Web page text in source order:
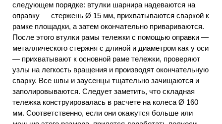
следующем порядке: втулки шарнира надеваются на
оправку — стержень Ø 15 мм, прихватываются сваркой к
рамке площадки, а затем окончательно привариваются.
После этого втулки рамы тележки с помощью оправки —
металлического стержня с длиной и диаметром как у оси
— прихватывают к основной раме тележки, проверяют
узлы на легкость вращения и производят окончательную
сварку. Все швы и заусенцы тщательно зачищаются и
заполировываются. Следует заметить, что складная
тележка конструировалась в расчете на колеса Ø 160
мм. Соответственно, если они окажутся больше или